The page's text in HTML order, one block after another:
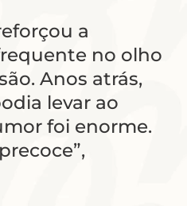
a
no olho
Anos atrás,
levar ao
foi enorme.